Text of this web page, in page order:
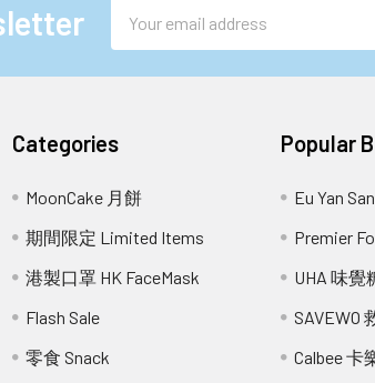
Address
Categories
MoonCake 月餅
期間限定 Limited Items
港製口罩 HK FaceMask
Flash Sale
零食 Snack
Popular
Eu Yan
Premier
UHA 味覺
SAVEWO
Calbee 卡